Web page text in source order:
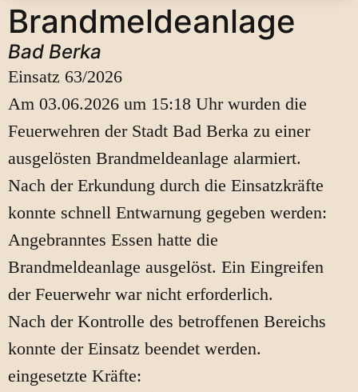
Brandmeldeanlage
Bad Berka
Einsatz 63/2026
Am 03.06.2026 um 15:18 Uhr wurden die
Feuerwehren der Stadt Bad Berka zu einer
ausgelösten Brandmeldeanlage alarmiert.
Nach der Erkundung durch die Einsatzkräfte
konnte schnell Entwarnung gegeben werden:
Angebranntes Essen hatte die
Brandmeldeanlage ausgelöst. Ein Eingreifen
der Feuerwehr war nicht erforderlich.
Nach der Kontrolle des betroffenen Bereichs
konnte der Einsatz beendet werden.
eingesetzte Kräfte: